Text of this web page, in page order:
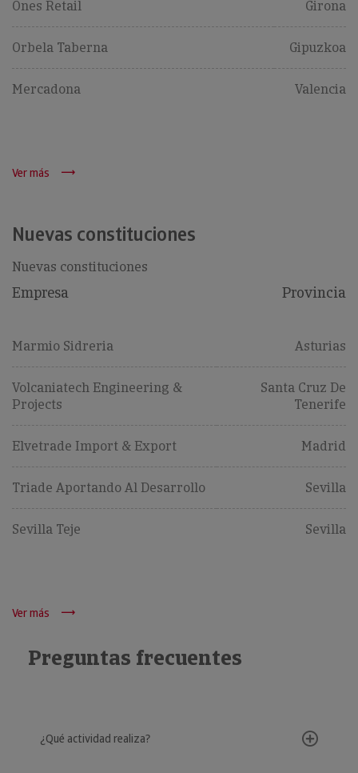
Ones Retail Girona
Orbela Taberna Gipuzkoa
Mercadona Valencia
Ver más
Nuevas constituciones
Nuevas constituciones
Empresa Provincia
Marmio Sidreria Asturias
Volcaniatech Engineering &
Projects
Santa Cruz De
Tenerife
Elvetrade Import & Export Madrid
Triade Aportando Al Desarrollo Sevilla
Sevilla Teje Sevilla
Ver más
Preguntas frecuentes
¿Qué actividad realiza?